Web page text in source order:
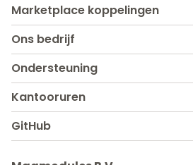
Marketplace koppelingen
Ons bedrijf
Ondersteuning
Kantooruren
GitHub